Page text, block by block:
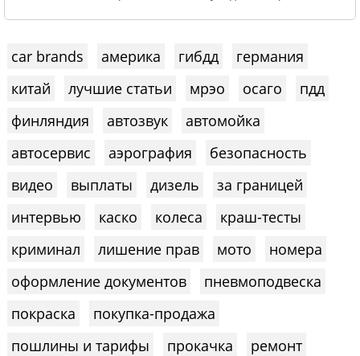
car brands америка гибдд
германия
китай
лучшие статьи мрэо осаго
пдд
финляндия
автозвук
автомойка
автосервис
аэрография
безопасность
видео
выплаты дизель
за границей
интервью
каско колеса
краш-тесты
криминал
лишение прав мото
номера
оформление документов
пневмоподвеска
покраска
покупка-продажа
пошлины и тарифы
прокачка
ремонт